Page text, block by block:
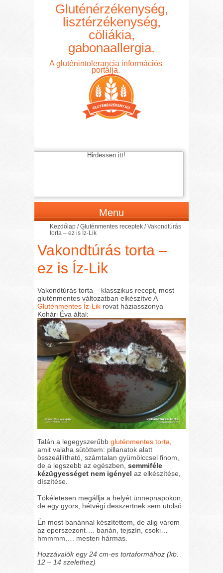
Gluténérzékenység,
lisztérzékenység,
cöliákia,
gabonaallergia.
A gluténintolerancia információs
portálja.
Hirdessen itt!
Menu
Kezdőlap /Gluténmentes receptek /Vakondtúrás
torta – ez is Íz-Lik
Vakondtúrás torta –
ez is Íz-Lik
Vakondtúrás torta – klasszikus recept, most
gluténmentes változatban elkészítve A
Gluténmentes Íz-Lik rovat háziasszonya
Kohári Éva által:
Talán a legegyszerűbbgluténmentes torta
amit valaha sütöttem: pillanatok alatt
összeállítható, számtalan gyümölccsel finom,
de a legszebb az egészben,semmiféle
kézügyességet nem igényel az elkészítése,
díszítése.
Tökéletesen megállja a helyét ünnepnapokon,
de egy gyors, hétvégi desszertnek sem utolsó.
Én most banánnal készítettem, de alig várom
az eperszezont…. banán, tejszín, csoki…
hmmmm…. mesteri hármas.
Hozzávalók egy 24 cm-es tortaformához (kb.
12 – 14 szelethez)